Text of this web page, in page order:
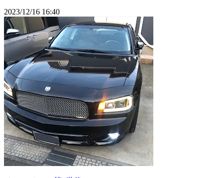
2023/12/16 16:40